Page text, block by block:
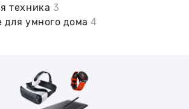
техника 3
для умного дома4